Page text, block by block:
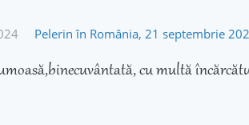
Pelerin în România, 21 septembrie
cu multă